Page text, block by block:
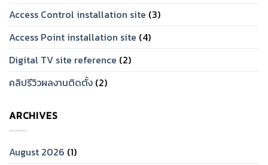
Access Control installation site (3)
Access Point installation site (4)
Digital TV site reference (2)
คลิปรีวิวผลงานติดตั้ง (2)
ARCHIVES
August 2026 (1)